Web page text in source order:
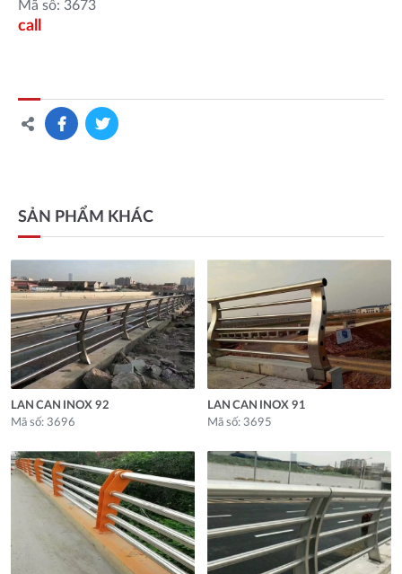
Mã số: 3673
call
SẢN PHẨM KHÁC
LAN CAN INOX 92
Mã số: 3696
LAN CAN INOX 91
Mã số: 3695